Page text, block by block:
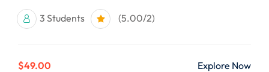
3 Students (5.00/2)
$49.00 Explore Now